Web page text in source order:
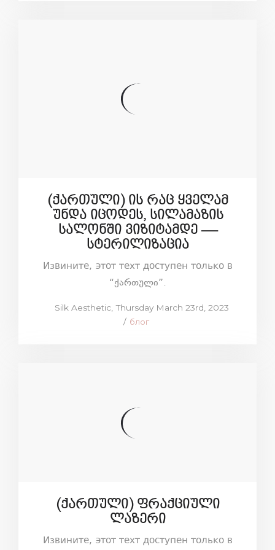
(ქართული) ის რაც ყველამ
უნდა იცოდეს, სილამაზის
სალონში ვიზიტამდე —
სტერილიზაცია
Извините, этот техт доступен только в
“ქართული”.
Silk Aesthetic Posted
on
Thursday March 23rd, 2023
Posted
блог
(ქართული) ფრაქციული
ლაზერი
Извините, этот техт доступен только в